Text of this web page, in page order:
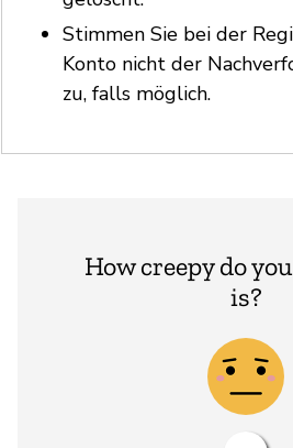
Stimmen Sie bei der
Konto nicht der
zu, falls möglich.
How creepy do
is?